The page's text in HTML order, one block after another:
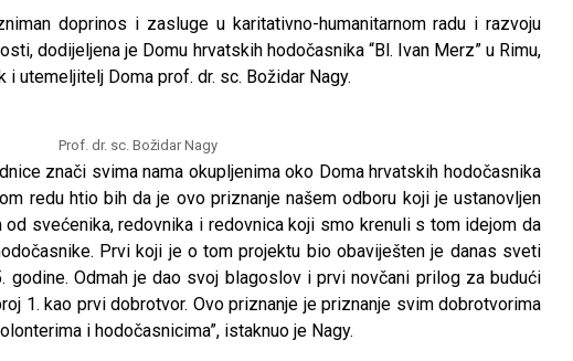
doprinos i zasluge u karitativno-humanitarnom radu i razvoju
dodijeljena je Domu hrvatskih hodočasnika “Bl. Ivan Merz” u Rimu,
utemeljitelj Doma prof. dr. sc. Božidar Nagy.
Prof. dr. sc. Božidar Nagy
znači svima nama okupljenima oko Doma hrvatskih hodočasnika
redu htio bih da je ovo priznanje našem odboru koji je ustanovljen
svećenika, redovnika i redovnica koji smo krenuli s tom idejom da
Prvi koji je o tom projektu bio obaviješten je danas sveti
godine. Odmah je dao svoj blagoslov i prvi novčani prilog za budući
1. kao prvi dobrotvor. Ovo priznanje je priznanje svim dobrotvorima
i hodočasnicima”, istaknuo je Nagy.